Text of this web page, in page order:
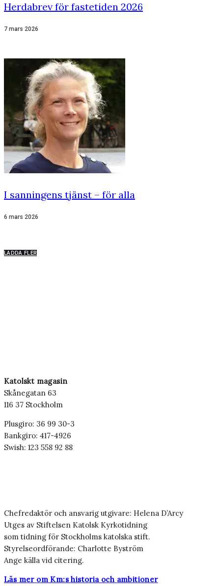
Herdabrev för fastetiden 2026
7 mars 2026
I sanningens tjänst – för alla
6 mars 2026
LADDA FLER
Katolskt magasin
Skånegatan 63
116 37 Stockholm
Plusgiro: 36 99 30-3
Bankgiro: 417-4926
Swish: 123 558 92 88
Chefredaktör och ansvarig utgivare: Helena D’Arcy
Utges av Stiftelsen Katolsk Kyrkotidning
som tidning för Stockholms katolska stift.
Styrelseordförande: Charlotte Byström
Ange källa vid citering.
Läs mer om Km:s historia och ambitioner